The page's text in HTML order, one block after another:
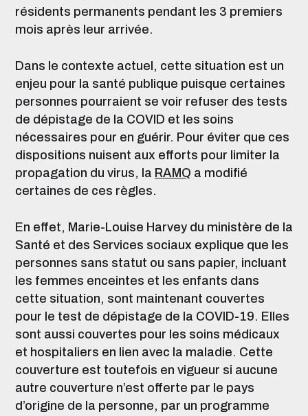
résidents permanents pendant les 3 premiers
mois après leur arrivée.
Dans le contexte actuel, cette situation est un
enjeu pour la santé publique puisque certaines
personnes pourraient se voir refuser des tests
de dépistage de la COVID et les soins
nécessaires pour en guérir. Pour éviter que ces
dispositions nuisent aux efforts pour limiter la
propagation du virus, la RAMQ a modifié
certaines de ces règles.
En effet, Marie-Louise Harvey du ministère de la
Santé et des Services sociaux explique que les
personnes sans statut ou sans papier, incluant
les femmes enceintes et les enfants dans
cette situation, sont maintenant couvertes
pour le test de dépistage de la COVID-19. Elles
sont aussi couvertes pour les soins médicaux
et hospitaliers en lien avec la maladie. Cette
couverture est toutefois en vigueur si aucune
autre couverture n’est offerte par le pays
d’origine de la personne, par un programme